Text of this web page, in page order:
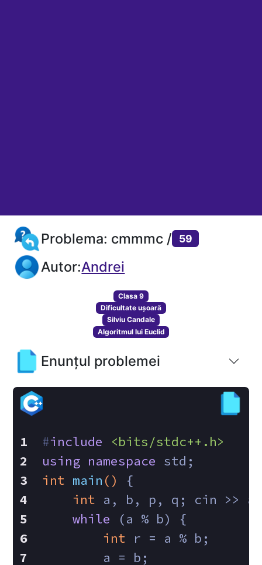
Problema: cmmmc / 59
Autor:Andrei
Clasa 9
Dificultate ușoară
Silviu Candale
Algoritmul lui Euclid
Enunțul problemei
#include
<bits/stdc++.h>
using namespace std;
int main ()
{
int a, b, p, q; cin >> a
while (a % b) {
int r = a % b;
        a = b;